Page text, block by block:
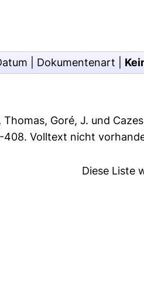
Dokumentenart
Thomas, Goré, J. und
408.Volltext nicht
Diese Liste